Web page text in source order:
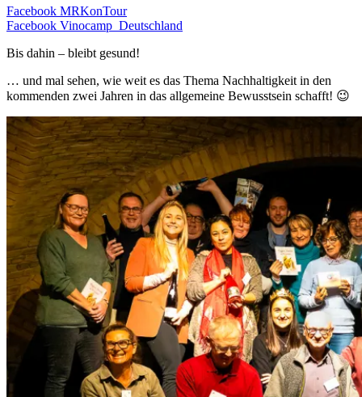
Facebook MRKonTour
Facebook Vinocamp Deutschland
Bis dahin – bleibt gesund!
… und mal sehen, wie weit es das Thema Nachhaltigkeit in den
kommenden zwei Jahren in das allgemeine Bewusstsein schafft! 😉